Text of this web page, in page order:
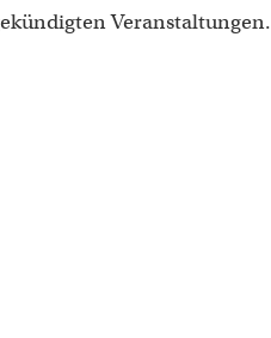
Veranstaltungen.